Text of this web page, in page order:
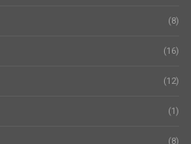
(8)
(16)
(12)
(1)
(8)